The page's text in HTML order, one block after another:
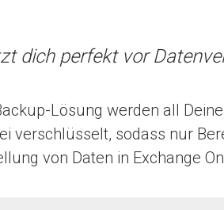
dich perfekt vor
Lösung werden all
verschlüsselt, sodass nur
von Daten in Exchange